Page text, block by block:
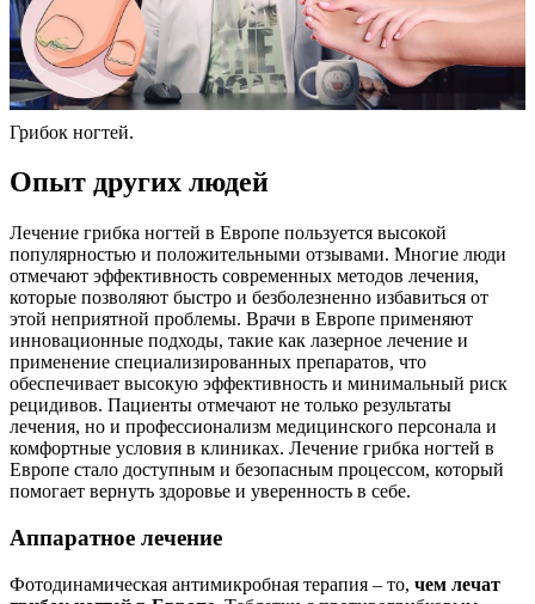
Грибок ногтей.
Опыт других людей
Лечение грибка ногтей в Европе пользуется высокой
популярностью и положительными отзывами. Многие люди
отмечают эффективность современных методов лечения,
которые позволяют быстро и безболезненно избавиться от
этой неприятной проблемы. Врачи в Европе применяют
инновационные подходы, такие как лазерное лечение и
применение специализированных препаратов, что
обеспечивает высокую эффективность и минимальный риск
рецидивов. Пациенты отмечают не только результаты
лечения, но и профессионализм медицинского персонала и
комфортные условия в клиниках. Лечение грибка ногтей в
Европе стало доступным и безопасным процессом, который
помогает вернуть здоровье и уверенность в себе.
Аппаратное лечение
Фотодинамическая антимикробная терапия – то, чем лечат